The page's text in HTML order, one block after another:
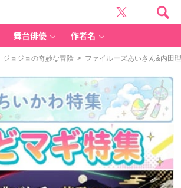
舞台俳優 作者名
ジョジョの奇妙な冒険 > ファイルーズあいさん&内田